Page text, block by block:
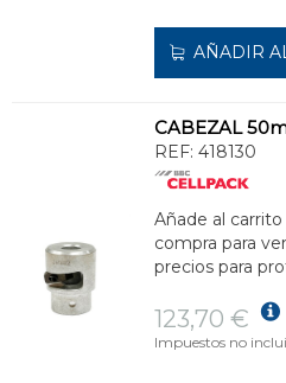
AÑADIR
REF: 418130
Añade al
compra para
precios para
123,70 €
Impuestos no